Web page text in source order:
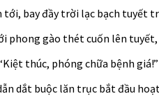
bay đầy trời lạc bạch tuyết
phong gào thét cuốn lên
thúc, phóng chữa bệnh giá!”
dắt buộc lăn trục bắt đầu